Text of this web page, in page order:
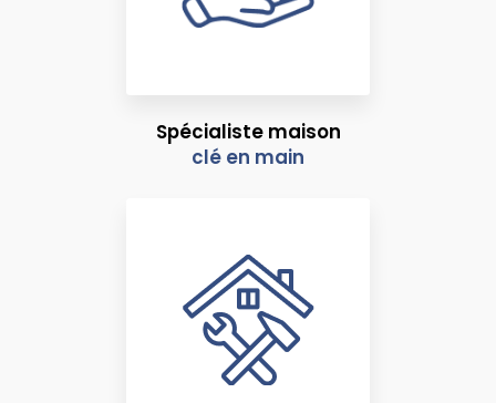
Spécialiste maison
clé en main